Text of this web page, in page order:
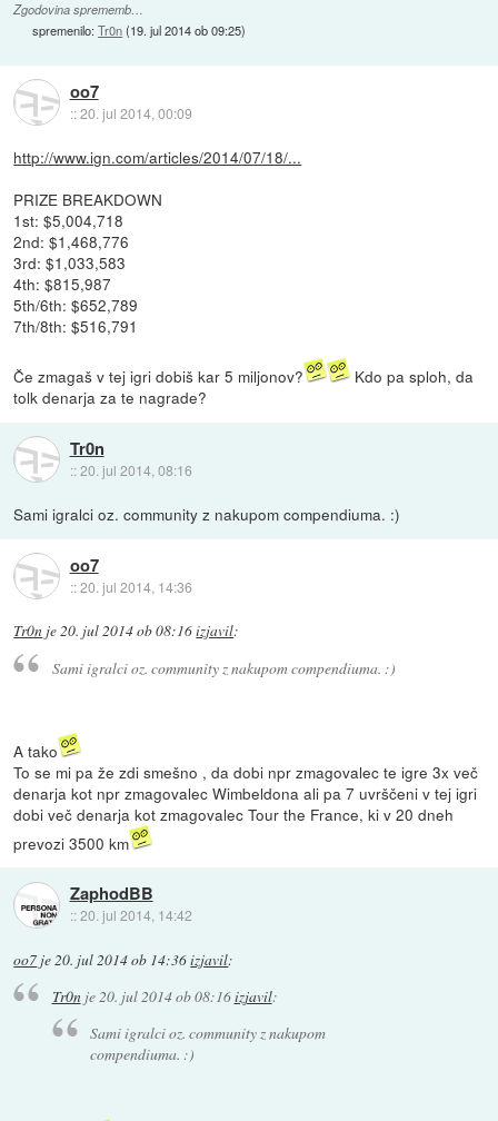
Zgodovina sprememb…
spremenilo:Tr0n(19. jul 2014 ob 09:25)
oo7
::20. jul 2014, 00:09
http://www.ign.com/articles/2014/07/18/...
PRIZE BREAKDOWN
1st: $5,004,718
2nd: $1,468,776
3rd: $1,033,583
4th: $815,987
5th/6th: $652,789
7th/8th: $516,791
Če zmagaš v tej igri dobiš kar 5 miljonov?
Kdo pa sploh, da
tolk denarja za te nagrade?
Tr0n
::20. jul 2014, 08:16
Sami igralci oz. community z nakupom compendiuma. :)
oo7
::20. jul 2014, 14:36
Tr0n je20. jul 2014 ob 08:16izjavil:
Sami igralci oz. community z nakupom compendiuma. :)
A tako
To se mi pa že zdi smešno , da dobi npr zmagovalec te igre 3x več
denarja kot npr zmagovalec Wimbeldona ali pa 7 uvrščeni v tej igri
dobi več denarja kot zmagovalec Tour the France, ki v 20 dneh
prevozi 3500 km
ZaphodBB
::20. jul 2014, 14:42
oo7 je20. jul 2014 ob 14:36izjavil:
Tr0nje20. jul 2014 ob 08:16izjavil:
Sami igralci oz. community z nakupom
compendiuma. :)